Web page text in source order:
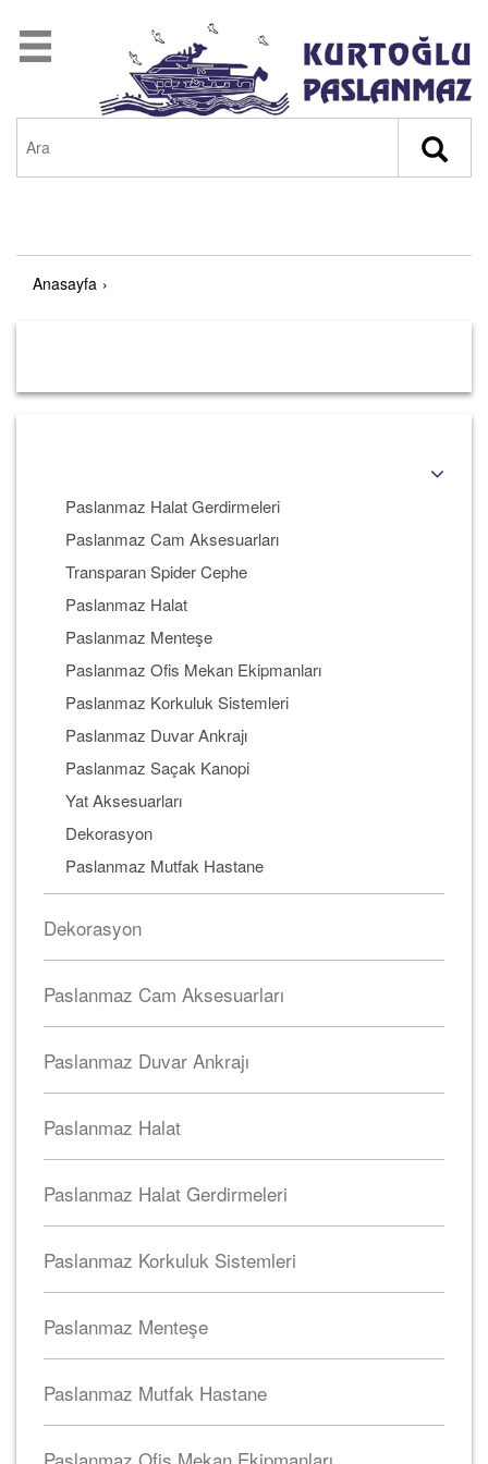
Anasayfa
Paslanmaz Halat Gerdirmeleri
Paslanmaz Cam Aksesuarları
Transparan Spider Cephe
Paslanmaz Halat
Paslanmaz Menteşe
Paslanmaz Ofis Mekan Ekipmanları
Paslanmaz Korkuluk Sistemleri
Paslanmaz Duvar Ankrajı
Paslanmaz Saçak Kanopi
Yat Aksesuarları
Dekorasyon
Paslanmaz Mutfak Hastane
Dekorasyon
Paslanmaz Cam Aksesuarları
Paslanmaz Duvar Ankrajı
Paslanmaz Halat
Paslanmaz Halat Gerdirmeleri
Paslanmaz Korkuluk Sistemleri
Paslanmaz Menteşe
Paslanmaz Mutfak Hastane